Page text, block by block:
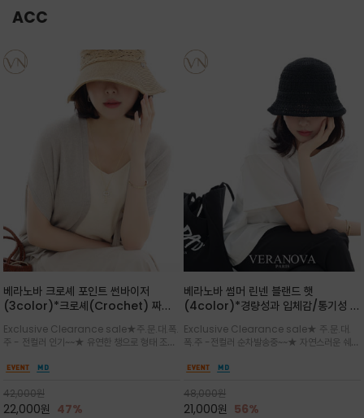
ACC
베라노바 크로셰 포인트 썬바이저
(3color)*크로셰(Crochet) 짜임
미닌한 무드를 연출/벨크로 타입이라 휴
대도 간편
Exclusive Clearance sale★주.문.대.폭.
주 - 전컬러 인기~~★ 유연한 챙으로 형태 조절
말아 휴대하기 좋고, 챙의 모양을 살짝 바꿀 수 있
용성을 모두 갖춘 아이템
42,000원
22,000원 47%
베라노바 썸머 린넨 블랜드 햇
(4color)*경량성과 입체감/통기성 좋
쾌적하게 착용/ 뒷트임 있어서 헤어스타
일링에도 편하게 쓰실수 있습니다
Exclusive Clearance sale★ 주.문.대.
폭.주 -전컬러 순차발송중~~★ 자연스러운 쉐입
련된 포인트/베이직한 컬러 구성으로 어떤 스타
용도 높은 아이템
48,000원
21,000원 56%